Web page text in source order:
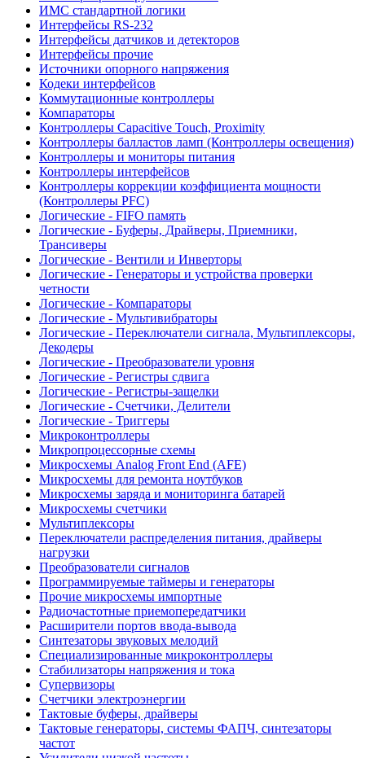
ИМС стандартной логики
Интерфейсы RS-232
Интерфейсы датчиков и детекторов
Интерфейсы прочие
Источники опорного напряжения
Кодеки интерфейсов
Коммутационные контроллеры
Компараторы
Контроллеры Capacitive Touch, Proximity
Контроллеры балластов ламп (Контроллеры освещения)
Контроллеры и мониторы питания
Контроллеры интерфейсов
Контроллеры коррекции коэффициента мощности
(Контроллеры PFC)
Логические - FIFO память
Логические - Буферы, Драйверы, Приемники,
Трансиверы
Логические - Вентили и Инверторы
Логические - Генераторы и устройства проверки
четности
Логические - Компараторы
Логические - Мультивибраторы
Логические - Переключатели сигнала, Мультиплексоры,
Декодеры
Логические - Преобразователи уровня
Логические - Регистры сдвига
Логические - Регистры-защелки
Логические - Счетчики, Делители
Логические - Триггеры
Микроконтроллеры
Микропроцессорные схемы
Микросхемы Analog Front End (AFE)
Микросхемы для ремонта ноутбуков
Микросхемы заряда и мониторинга батарей
Микросхемы счетчики
Мультиплексоры
Переключатели распределения питания, драйверы
нагрузки
Преобразователи сигналов
Программируемые таймеры и генераторы
Прочие микросхемы импортные
Радиочастотные приемопередатчики
Расширители портов ввода-вывода
Синтезаторы звуковых мелодий
Специализированные микроконтроллеры
Стабилизаторы напряжения и тока
Супервизоры
Счетчики электроэнергии
Тактовые буферы, драйверы
Тактовые генераторы, системы ФАПЧ, синтезаторы
частот